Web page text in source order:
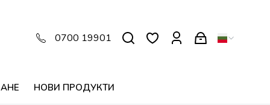
НОВИ ПРОДУКТИ
0700 19901